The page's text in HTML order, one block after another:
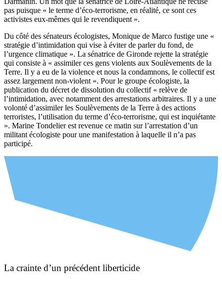
pas puisque « le terme d’éco-terrorisme, en réalité, ce sont ces
activistes eux-mêmes qui le revendiquent ».
Du côté des sénateurs écologistes, Monique de Marco fustige une «
stratégie d’intimidation qui vise à éviter de parler du fond, de
l’urgence climatique ». La sénatrice de Gironde rejette la stratégie
qui consiste à « assimiler ces gens violents aux Soulèvements de la
Terre. Il y a eu de la violence et nous la condamnons, le collectif est
assez largement non-violent ». Pour le groupe écologiste, la
publication du décret de dissolution du collectif « relève de
l’intimidation, avec notamment des arrestations arbitraires. Il y a une
volonté d’assimiler les Soulèvements de la Terre à des actions
terroristes, l’utilisation du terme d’éco-terrorisme, qui est inquiétante
». Marine Tondelier est revenue ce matin sur l’arrestation d’un
militant écologiste pour une manifestation à laquelle il n’a pas
participé.
La crainte d’un précédent liberticide